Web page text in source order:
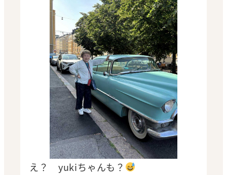
え？ yukiちゃんも？